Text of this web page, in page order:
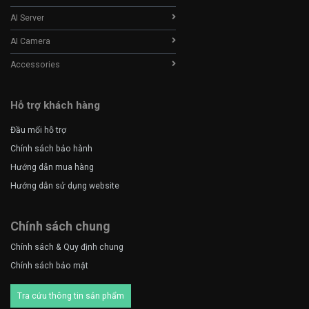
AI Server
AI Camera
Accessories
Hỗ trợ khách hàng
Đầu mối hỗ trợ
Chính sách bảo hành
Hướng dẫn mua hàng
Hướng dẫn sử dụng website
Chính sách chung
Chính sách & Quy định chung
Chính sách bảo mật
Tra cứu thông tin sản phẩm